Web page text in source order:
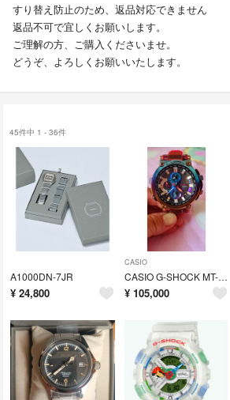
すり替え防止のため、返品対応できません
返品不可で宜しくお願いします。
ご理解の方、ご購入くださいませ。
どうぞ、よろしくお願いいたします。
45件中 1 - 36件
A1000DN-7JR
¥ 24,800
CASIO
CASIO G-SHOCK MT-G MTG-B1000VL-4AJR
¥ 105,000